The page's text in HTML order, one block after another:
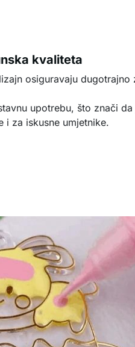
kvaliteta
osiguravaju dugotrajno
upotrebu, što znači
i za iskusne umjetnike.